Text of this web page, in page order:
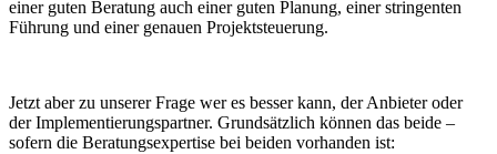
einer guten Beratung auch einer guten Planung, einer stringenten
Führung und einer genauen Projektsteuerung.
Jetzt aber zu unserer Frage wer es besser kann, der Anbieter oder
der Implementierungspartner. Grundsätzlich können das beide –
sofern die Beratungsexpertise bei beiden vorhanden ist: